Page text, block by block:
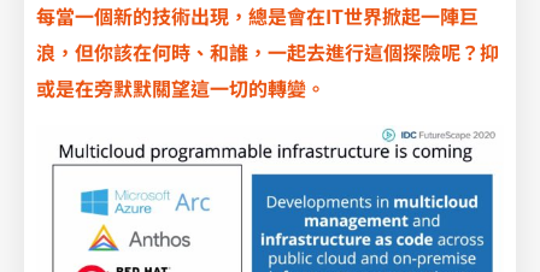
每當一個新的技術出現，總是會在IT世界掀起一陣巨
浪，但你該在何時、和誰，一起去進行這個探險呢？抑
或是在旁默默關望這一切的轉變。